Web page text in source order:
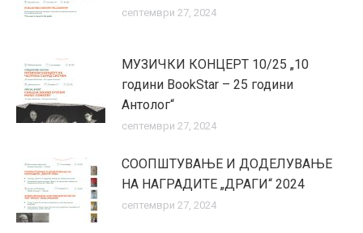
септември 27, 2024
МУЗИЧКИ КОНЦЕРТ 10/25 „10
години BookStar – 25 години
Антолог“
септември 27, 2024
СООПШТУВАЊЕ И ДОДЕЛУВАЊЕ
НА НАГРАДИТЕ „ДРАГИ“ 2024
септември 27, 2024